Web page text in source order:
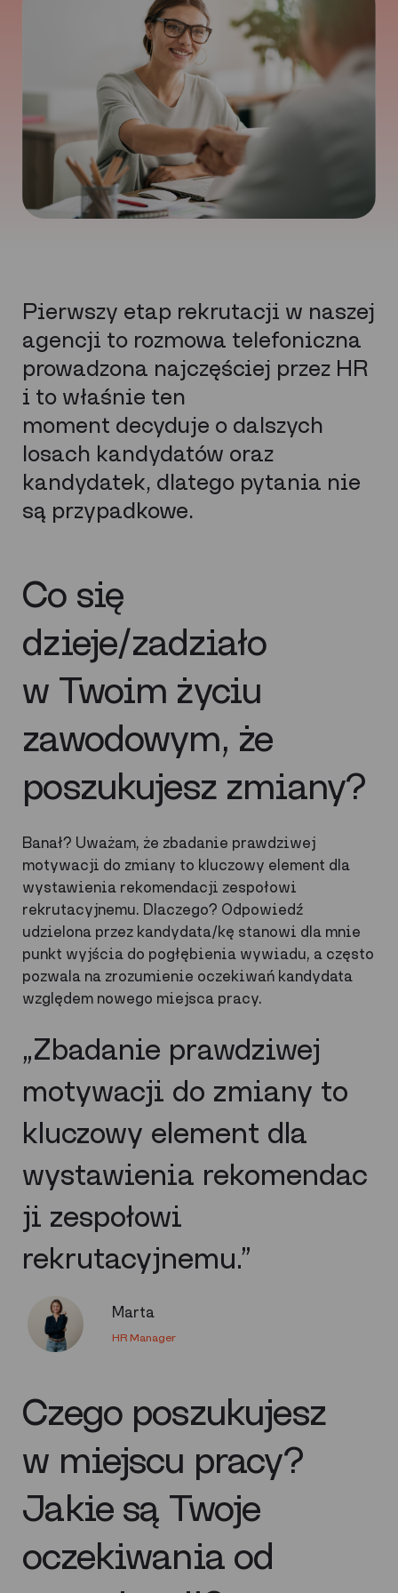
Pierwszy etap rekrutacji w naszej
agencji to rozmowa telefoniczna
prowadzona najczęściej przez HR
i to właśnie ten
moment decyduje o dalszych
losach kandydatów oraz
kandydatek, dlatego pytania nie
są przypadkowe.
Co się
dzieje/zadziało
w Twoim życiu
zawodowym, że
poszukujesz zmiany?
Banał? Uważam, że zbadanie prawdziwej
motywacji do zmiany to kluczowy element dla
wystawienia rekomendacji zespołowi
rekrutacyjnemu. Dlaczego? Odpowiedź
udzielona przez kandydata/kę stanowi dla mnie
punkt wyjścia do pogłębienia wywiadu, a często
pozwala na zrozumienie oczekiwań kandydata
względem nowego miejsca pracy.
„Zbadanie prawdziwej
motywacji do zmiany to
kluczowy element dla
wystawienia rekomendac
ji zespołowi
rekrutacyjnemu.”
Marta
HR Manager
Czego poszukujesz
w miejscu pracy?
Jakie są Twoje
oczekiwania od